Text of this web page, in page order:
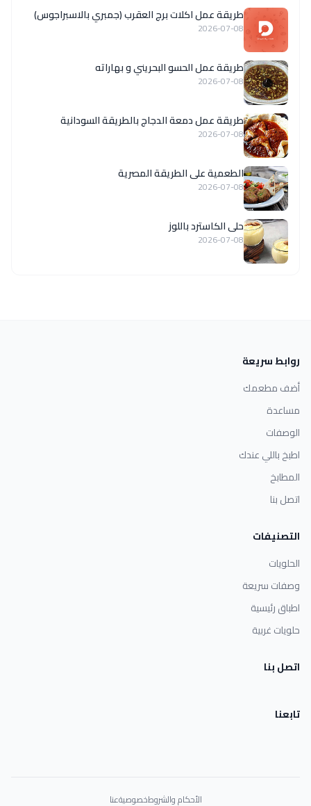
طريقة عمل اكلات برج العقرب (جمبري بالاسبراجوس)
2026-07-08
طريقة عمل الحسو البحريني و بهاراته
2026-07-08
طريقة عمل دمعة الدجاج بالطريقة السودانية
2026-07-08
الطعمية على الطريقة المصرية
2026-07-08
حلى الكاسترد باللوز
2026-07-08
روابط سريعة
أضف مطعمك
مساعدة
الوصفات
اطبخ باللي عندك
المطابخ
اتصل بنا
التصنيفات
الحلويات
وصفات سريعة
اطباق رئيسية
حلويات غربية
اتصل بنا
تابعنا
الأحكام والشروطخصوصيةعنا